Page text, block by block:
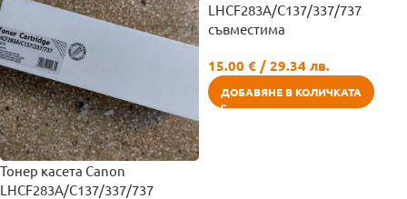
Тонер касета Canon
LHCF283A/C137/337/737
LHCF283A/C137/337/737
съвместима
15.00 € / 29.34 лв.
ДОБАВЯНЕ В КОЛИЧКАТА